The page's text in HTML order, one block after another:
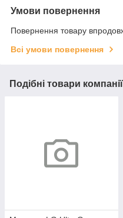
Умови повернення
Повернення товару
Всі умови повернення
Подібні товари компанії